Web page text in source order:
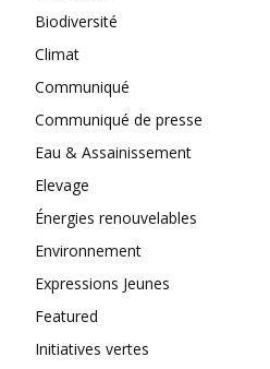
Biodiversité
Climat
Communiqué
Communiqué de presse
Eau & Assainissement
Elevage
Énergies renouvelables
Environnement
Expressions Jeunes
Featured
Initiatives vertes